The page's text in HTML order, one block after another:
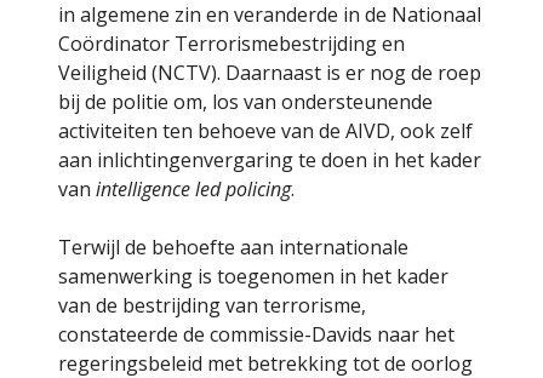
in algemene zin en veranderde in de Nationaal
Coördinator Terrorismebestrijding en
Veiligheid (NCTV). Daarnaast is er nog de roep
bij de politie om, los van ondersteunende
activiteiten ten behoeve van de AIVD, ook zelf
aan inlichtingenvergaring te doen in het kader
van intelligence led policing.
Terwijl de behoefte aan internationale
samenwerking is toegenomen in het kader
van de bestrijding van terrorisme,
constateerde de commissie-Davids naar het
regeringsbeleid met betrekking tot de oorlog